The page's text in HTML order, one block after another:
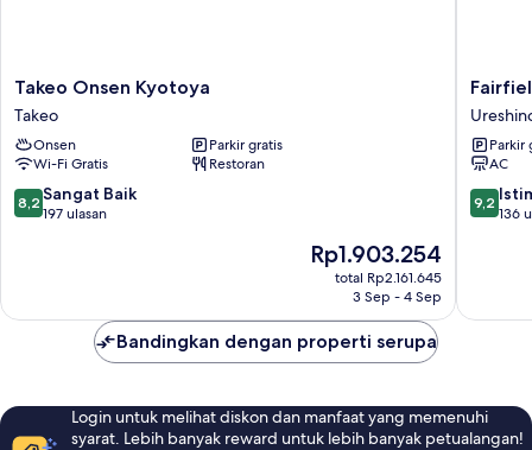
Takeo
Onsen
Kyotoya
Takeo
Takeo Onsen Kyotoya
Takeo
Onsen
Parkir gratis
Wi-Fi Gratis
Restoran
8.2
dari
ulasan
8,2 Sangat Baik
197 ulasan
Harga
sekarang
Rp1.903.254
Rp1.903.254
total Rp2.161.645
3 Sep - 4 Sep
Fairfield
By
Marriott
Saga
Onsen
Parkir
AC
9.2
dari
9,2
136
Bandingkan dengan properti serupa
Login untuk melihat diskon dan manfaat yang memenuhi
syarat. Lebih banyak reward untuk lebih banyak petualangan!